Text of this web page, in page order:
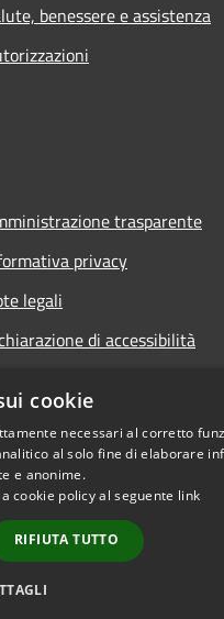
benessere e assistenza
trasparente
privacy
legali
di accessibilità
Copyright © 2026 •
cookie
necessari al corretto
al solo fine di elaborare
e anonime.
cookie policy al seguente link
RIFIUTA TUTTO